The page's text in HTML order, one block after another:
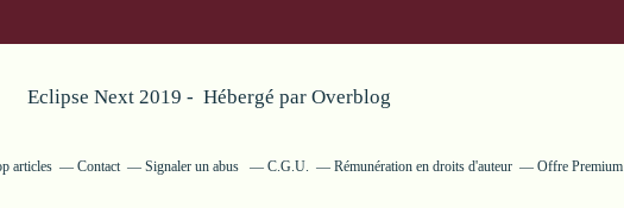
Eclipse Next 2019 - Hébergé par Overblog
articles Contact Signaler un abus C.G.U. Rémunération en droits d'auteur Offre Premium